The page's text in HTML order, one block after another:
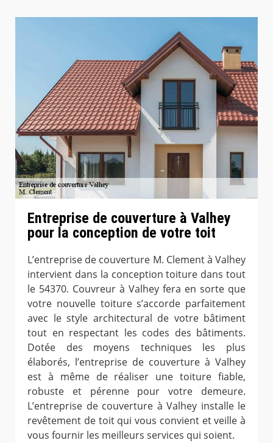
Entreprise de couverture à Valhey
pour la conception de votre toit
L’entreprise de couverture M. Clement à Valhey
intervient dans la conception toiture dans tout
le 54370. Couvreur à Valhey fera en sorte que
votre nouvelle toiture s’accorde parfaitement
avec le style architectural de votre bâtiment
tout en respectant les codes des bâtiments.
Dotée des moyens techniques les plus
élaborés, l’entreprise de couverture à Valhey
est à même de réaliser une toiture fiable,
robuste et pérenne pour votre demeure.
L’entreprise de couverture à Valhey installe le
revêtement de toit qui vous convient et veille à
vous fournir les meilleurs services qui soient.